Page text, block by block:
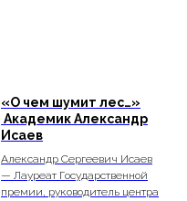
«О чем шумит лес…»
Академик Александр
Исаев
Александр Сергеевич Исаев
— Лауреат Государственной
премии, руководитель центра